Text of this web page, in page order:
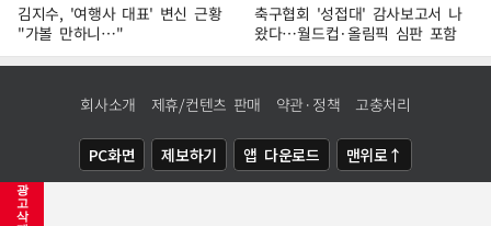
광
고
삭
김지수, '여행사 대표' 변신 근황
"가볼 만하니…"
축구협회 '성접대' 감사보고서 나
왔다…월드컵·올림픽 심판 포함
회사소개 제휴/컨텐츠 판매 약관·정책 고충처리
PC화면 제보하기 앱 다운로드 맨위로↑